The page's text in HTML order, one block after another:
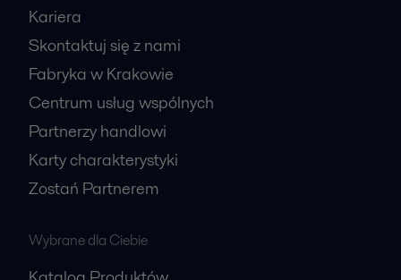
Kariera
Skontaktuj się z nami
Fabryka w Krakowie
Centrum usług wspólnych
Partnerzy handlowi
Karty charakterystyki
Zostań Partnerem
Wybrane dla Ciebie